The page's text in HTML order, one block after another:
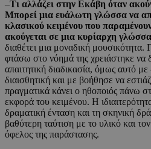
–Τι αλλάζει στην Εκάβη όταν
Μπορεί μια ευάλωτη γλώσσα να
κλασικού κειμένου που
ακούγεται σε μια κυρίαρχη
διαθέτει μια μοναδική μουσικότητα.
φτάσω στο νόημά της χρειάστηκε να
απαιτητική διαδικασία, όμως αυτό
διαισθητική και με βοήθησε να
πραγματικά κάνει ο ηθοποιός πάνω
εκφορά του κειμένου. Η
δραματική ένταση και τη σκηνική
βαθύτερη ταύτιση με το υλικό και
όφελος της παράστασης.